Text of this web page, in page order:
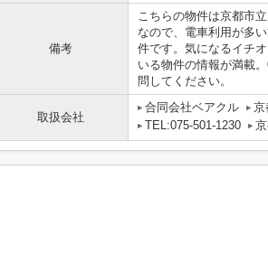
備考
こちらの物件は京都市
なので、電車利用が多
件です。気になるイチ
いる物件の情報が満載
問してください。
取扱会社
合同会社ベアクル
京
TEL:075-501-1230